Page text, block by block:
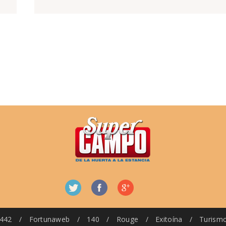
442 / Fortunaweb / 140 / Rouge / Exitoína /